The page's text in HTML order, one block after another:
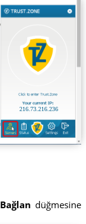
216.73.216.236
Bağlan düğmesine